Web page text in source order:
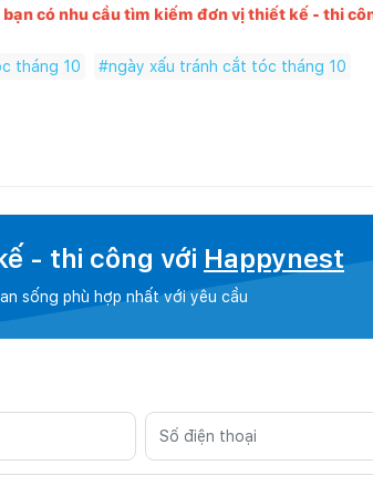
có nhu cầu tìm kiếm đơn vị thiết kế - thi
tháng 10 #ngày xấu tránh cắt tóc tháng 10
- thi công với Happynest
sống phù hợp nhất với yêu cầu